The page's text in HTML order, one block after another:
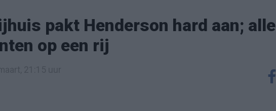
pakt Henderson hard aan; alle
op een rij